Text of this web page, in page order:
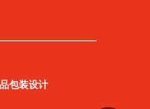
包装设计